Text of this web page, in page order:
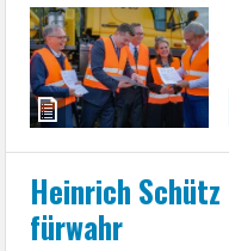
Heinrich
fürwahr